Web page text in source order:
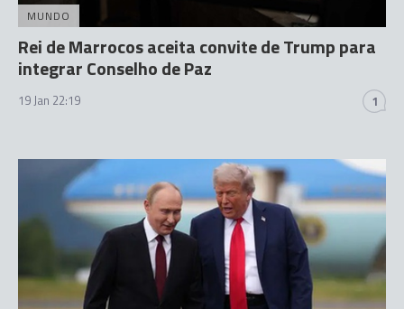
MUNDO
Rei de Marrocos aceita convite de Trump para
integrar Conselho de Paz
19 Jan 22:19 1